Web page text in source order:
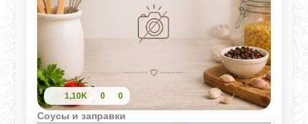
1,10K 0 0
Соусы и заправки